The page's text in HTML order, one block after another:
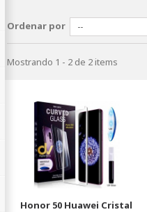
Ordenar por --
Mostrando 1 - 2 de 2 items
Honor 50 Huawei Cristal